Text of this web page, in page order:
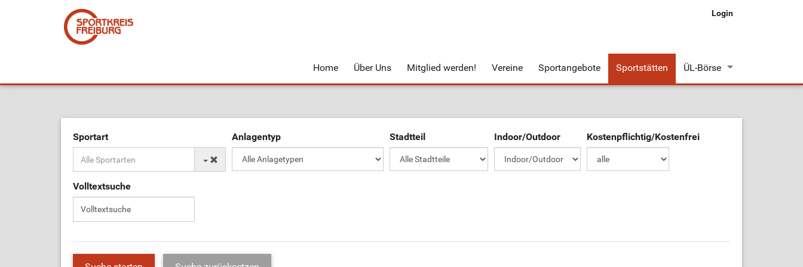
Login
Home Über Uns Mitglied werden! Vereine Sportangebote Sportstätten ÜL-Börse
Sportart
Anlagentyp Stadtteil Indoor/Outdoor Kostenpflichtig/Kostenfrei
Volltextsuche